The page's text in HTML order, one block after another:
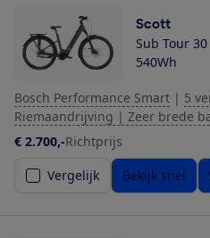
Scott
Sub Tour 30
540Wh
Bosch Performance Smart | 5
Riemaandrijving | Zeer brede
€ 2.700,-Richtprijs
Vergelijk
Bekijk snel